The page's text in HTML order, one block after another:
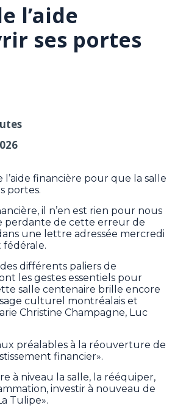
l’aide
ses portes
financière pour que la salle
portes.
il n’en est rien pour nous
perdante de cette erreur de
une lettre adressée mercredi
fédérale.
différents paliers de
les gestes essentiels pour
salle centenaire brille encore
culturel montréalais et
Christine Champagne, Luc
préalables à la réouverture de
financier».
à niveau la salle, la rééquiper,
investir à nouveau de
Tulipe».